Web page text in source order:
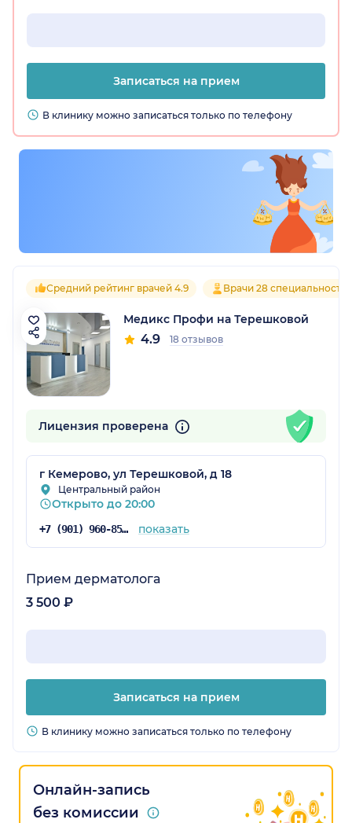
Записаться на прием
В клинику можно записаться только по телефону
Средний рейтинг врачей 4.9 Врачи 28
Медикс Профи на Терешковой
4.9 18 отзывов
Лицензия проверена
г Кемерово, ул Терешковой, д 18
Центральный район
Открыто до 20:00
+7 (901) 960-85-26 показать
Прием дерматолога
3 500 ₽
Записаться на прием
В клинику можно записаться только по телефону
Онлайн-запись
без комиссии